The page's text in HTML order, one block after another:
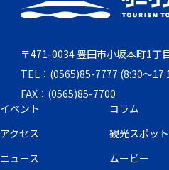
〒471-0034 豊田市小坂本町1
TEL：(0565)85-7777 (8:30～
FAX：(0565)85-7700
イベント
コラム
アクセス
観光スポット
ニュース
ムービー